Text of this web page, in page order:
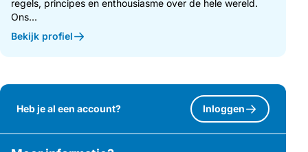
regels, principes en enthousiasme over de hele wereld.
Ons...
Bekijk profiel
Heb je al een account? Inloggen